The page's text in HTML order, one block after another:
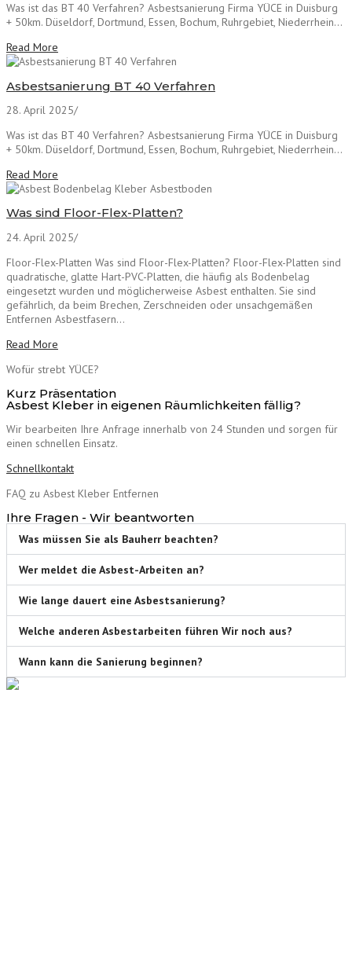
Was ist das BT 40 Verfahren? Asbestsanierung Firma YÜCE in Duisburg
+ 50km. Düseldorf, Dortmund, Essen, Bochum, Ruhrgebiet, Niederrhein...
Read More
Asbestsanierung BT 40 Verfahren
28. April 2025/
Was ist das BT 40 Verfahren? Asbestsanierung Firma YÜCE in Duisburg
+ 50km. Düseldorf, Dortmund, Essen, Bochum, Ruhrgebiet, Niederrhein...
Read More
Was sind Floor-Flex-Platten?
24. April 2025/
Floor-Flex-Platten Was sind Floor-Flex-Platten? Floor-Flex-Platten sind
quadratische, glatte Hart-PVC-Platten, die häufig als Bodenbelag
eingesetzt wurden und möglicherweise Asbest enthalten. Sie sind
gefährlich, da beim Brechen, Zerschneiden oder unsachgemäßen
Entfernen Asbestfasern…
Read More
Wofür strebt YÜCE?
Kurz Präsentation
Asbest Kleber in eigenen Räumlichkeiten fällig?
Wir bearbeiten Ihre Anfrage innerhalb von 24 Stunden und sorgen für
einen schnellen Einsatz.
Schnellkontakt
FAQ zu Asbest Kleber Entfernen
Ihre Fragen - Wir beantworten
Was müssen Sie als Bauherr beachten?
Wer meldet die Asbest-Arbeiten an?
Wie lange dauert eine Asbestsanierung?
Welche anderen Asbestarbeiten führen Wir noch aus?
Wann kann die Sanierung beginnen?